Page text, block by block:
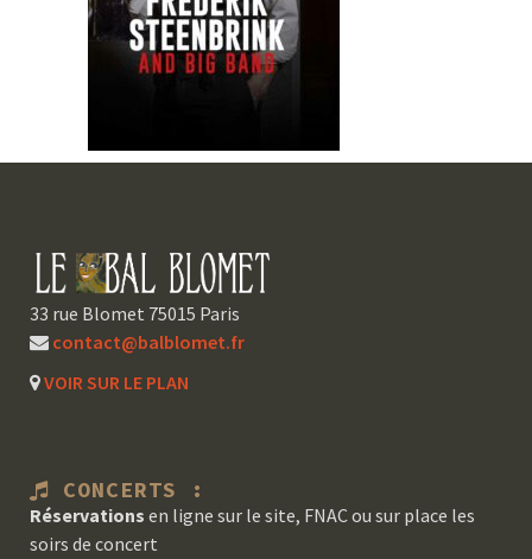
33 rue Blomet 75015 Paris
contact@balblomet.fr
VOIR SUR LE PLAN
CONCERTS :
Réservations en ligne sur le site, FNAC ou sur place les
soirs de concert